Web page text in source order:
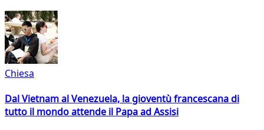
Chiesa
Dal Vietnam al Venezuela, la gioventù francescana di
tutto il mondo attende il Papa ad Assisi